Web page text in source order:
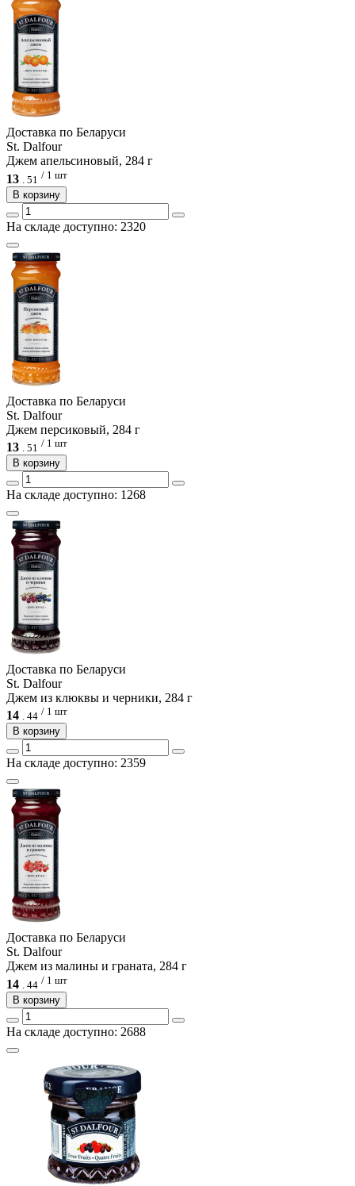
Доcтавка по Беларуси
St. Dalfour
Джем апельсиновый, 284 г
13
51 / 1 шт
В корзину
На складе доступно: 2320
Доcтавка по Беларуси
St. Dalfour
Джем персиковый, 284 г
13 . 51 / 1 шт
В корзину
На складе доступно: 1268
Доcтавка по Беларуси
St. Dalfour
Джем из клюквы и черники, 284 г
14 . 44 / 1 шт
В корзину
На складе доступно: 2359
Доcтавка по Беларуси
St. Dalfour
Джем из малины и граната, 284 г
14
44 / 1 шт
В корзину
На складе доступно: 2688